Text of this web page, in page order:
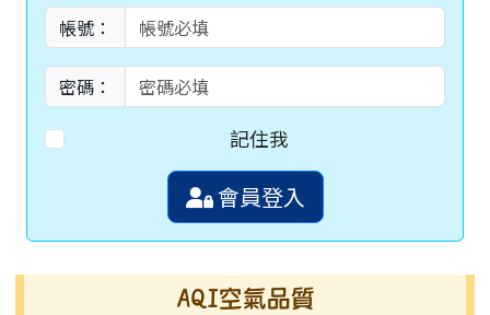
帳號：
密碼：
記住我
會員登入
AQI空氣品質